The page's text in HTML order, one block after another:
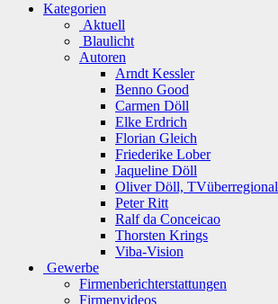
Kategorien
Aktuell
Blaulicht
Autoren
Arndt Kessler
Benno Good
Carmen Döll
Elke Erdrich
Florian Gleich
Friederike Lober
Jaqueline Döll
Oliver Döll, TVüberregional
Peter Ritt
Ralf da Conceicao
Thorsten Krings
Viba-Vision
Gewerbe
Firmenberichterstattungen
Firmenvideos